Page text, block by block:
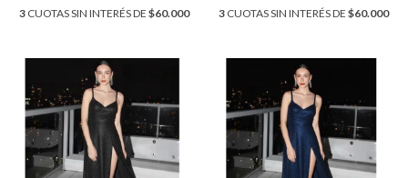
3 CUOTAS SIN INTERÉS DE $60.000 3 CUOTAS SIN INTERÉS DE $60.000